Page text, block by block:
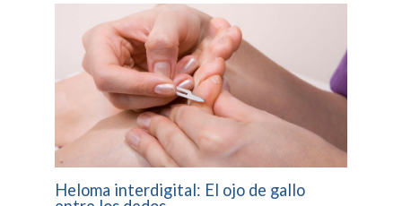
Heloma interdigital: El ojo de gallo